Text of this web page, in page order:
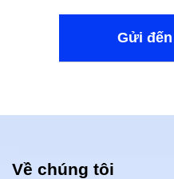
Về chúng tôi